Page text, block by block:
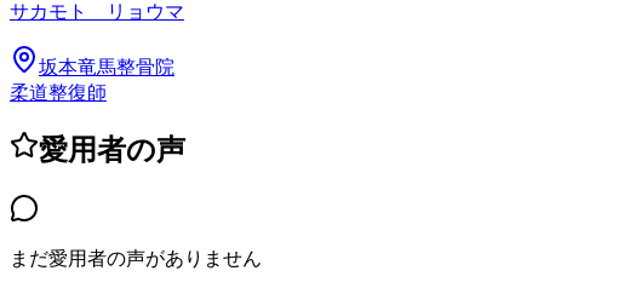
サカモト リョウマ
坂本竜馬整骨院
柔道整復師
愛用者の声
まだ愛用者の声がありません